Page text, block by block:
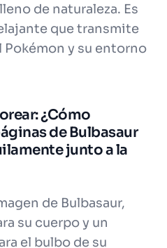
de naturaleza. Es
que transmite
Pokémon y su entorno
¿Cómo
de Bulbasaur
junto a la
de Bulbasaur,
su cuerpo y un
el bulbo de su